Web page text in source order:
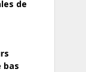
de
bas